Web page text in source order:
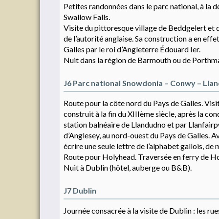
Petites randonnées dans le parc national, à la
Swallow Falls.
Visite du pittoresque village de Beddgelert et
de l’autorité anglaise. Sa construction a en
Galles par le roi d’Angleterre Édouard Ier.
Nuit dans la région de Barmouth ou de
J6 Parc national Snowdonia – Conwy –
Route pour la côte nord du Pays de Galles.
construit à la fin du XIIIème siècle, après la
station balnéaire de Llandudno et par
d’Anglesey, au nord-ouest du Pays de Galles.
écrire une seule lettre de l’alphabet gallois, de
Route pour Holyhead. Traversée en ferry de
Nuit à Dublin (hôtel, auberge ou B&B).
J7 Dublin
Journée consacrée à la visite de Dublin : les